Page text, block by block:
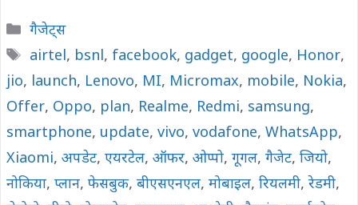
Categories
गैजेट्स
Tags
airtel, bsnl, facebook, gadget, google, Honor,
jio, launch, Lenovo, MI, Micromax, mobile, Nokia,
Offer, Oppo, plan, Realme, Redmi, samsung,
smartphone, update, vivo, vodafone, WhatsApp,
Xiaomi, अपडेट, एयरटेल, ऑफर, ओप्पो, गूगल, गैजेट, जियो,
नोकिया, प्लान, फेसबुक, बीएसएनएल, मोबाइल, रियलमी, रेडमी,